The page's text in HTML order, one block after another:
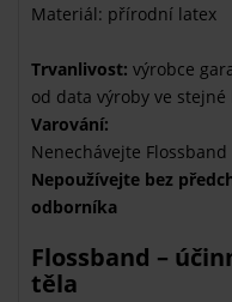
Materiál: přírodní latex
Trvanlivost: výrobce
od data výroby ve
Varování:
Nenechávejte
Nepoužívejte bez
odborníka
Flossband –
těla